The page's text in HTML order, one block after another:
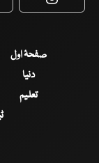
صفحۂ اول
دنیا
تعلیم